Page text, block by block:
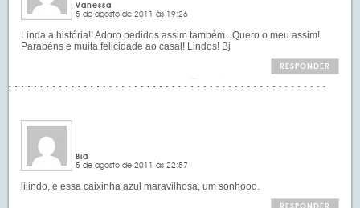
Vanessa
5 de agosto de 2011 às 19:26
Linda a história!! Adoro pedidos assim também.. Quero o meu assim!
Parabéns e muita felicidade ao casal! Lindos! Bj
RESPONDER
Bia
5 de agosto de 2011 às 22:57
liiindo, e essa caixinha azul maravilhosa, um sonhooo.
RESPONDER